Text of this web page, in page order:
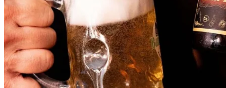
Botafogo